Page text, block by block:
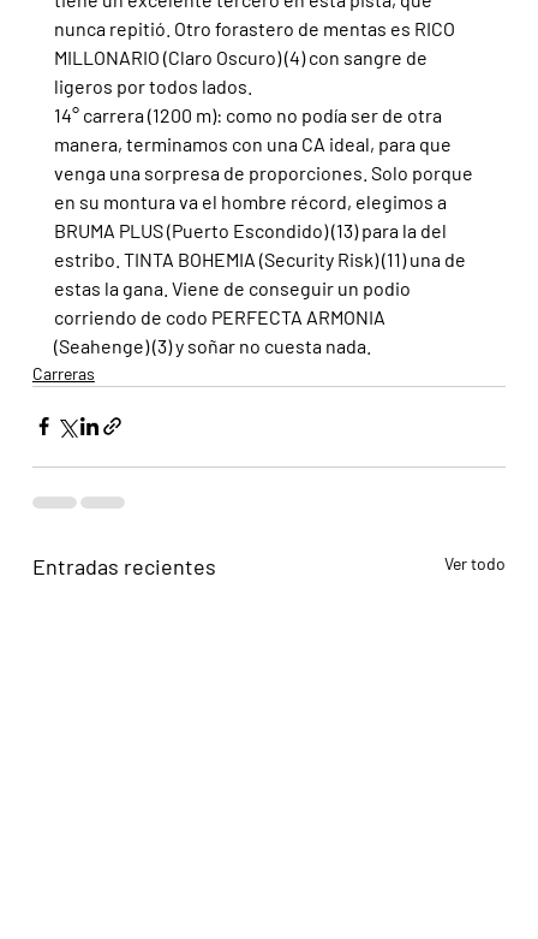
nunca repitió. Otro forastero de mentas es RICO
MILLONARIO (Claro Oscuro) (4) con sangre de
ligeros por todos lados.
14° carrera (1200 m): como no podía ser de otra
manera, terminamos con una CA ideal, para que
venga una sorpresa de proporciones. Solo porque
en su montura va el hombre récord, elegimos a
BRUMA PLUS (Puerto Escondido) (13) para la del
estribo. TINTA BOHEMIA (Security Risk) (11) una de
estas la gana. Viene de conseguir un podio
corriendo de codo PERFECTA ARMONIA
(Seahenge) (3) y soñar no cuesta nada.
Carreras
Entradas recientes Ver todo